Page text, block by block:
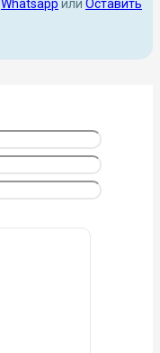
Whatsapp или Оставить